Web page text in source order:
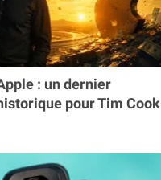
: un dernier
pour Tim Cook